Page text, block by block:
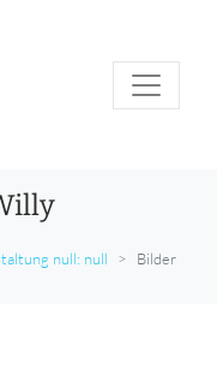
null: null Bilder